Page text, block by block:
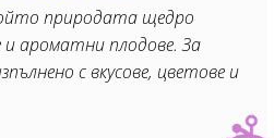
природата щедро
и ароматни плодове. За
с вкусове, цветове и